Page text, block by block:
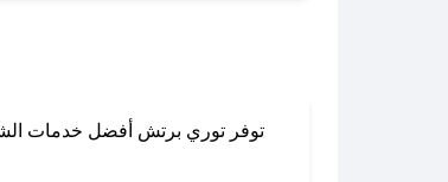
لا تقلق!
توفر توري برتش أفضل خدمات